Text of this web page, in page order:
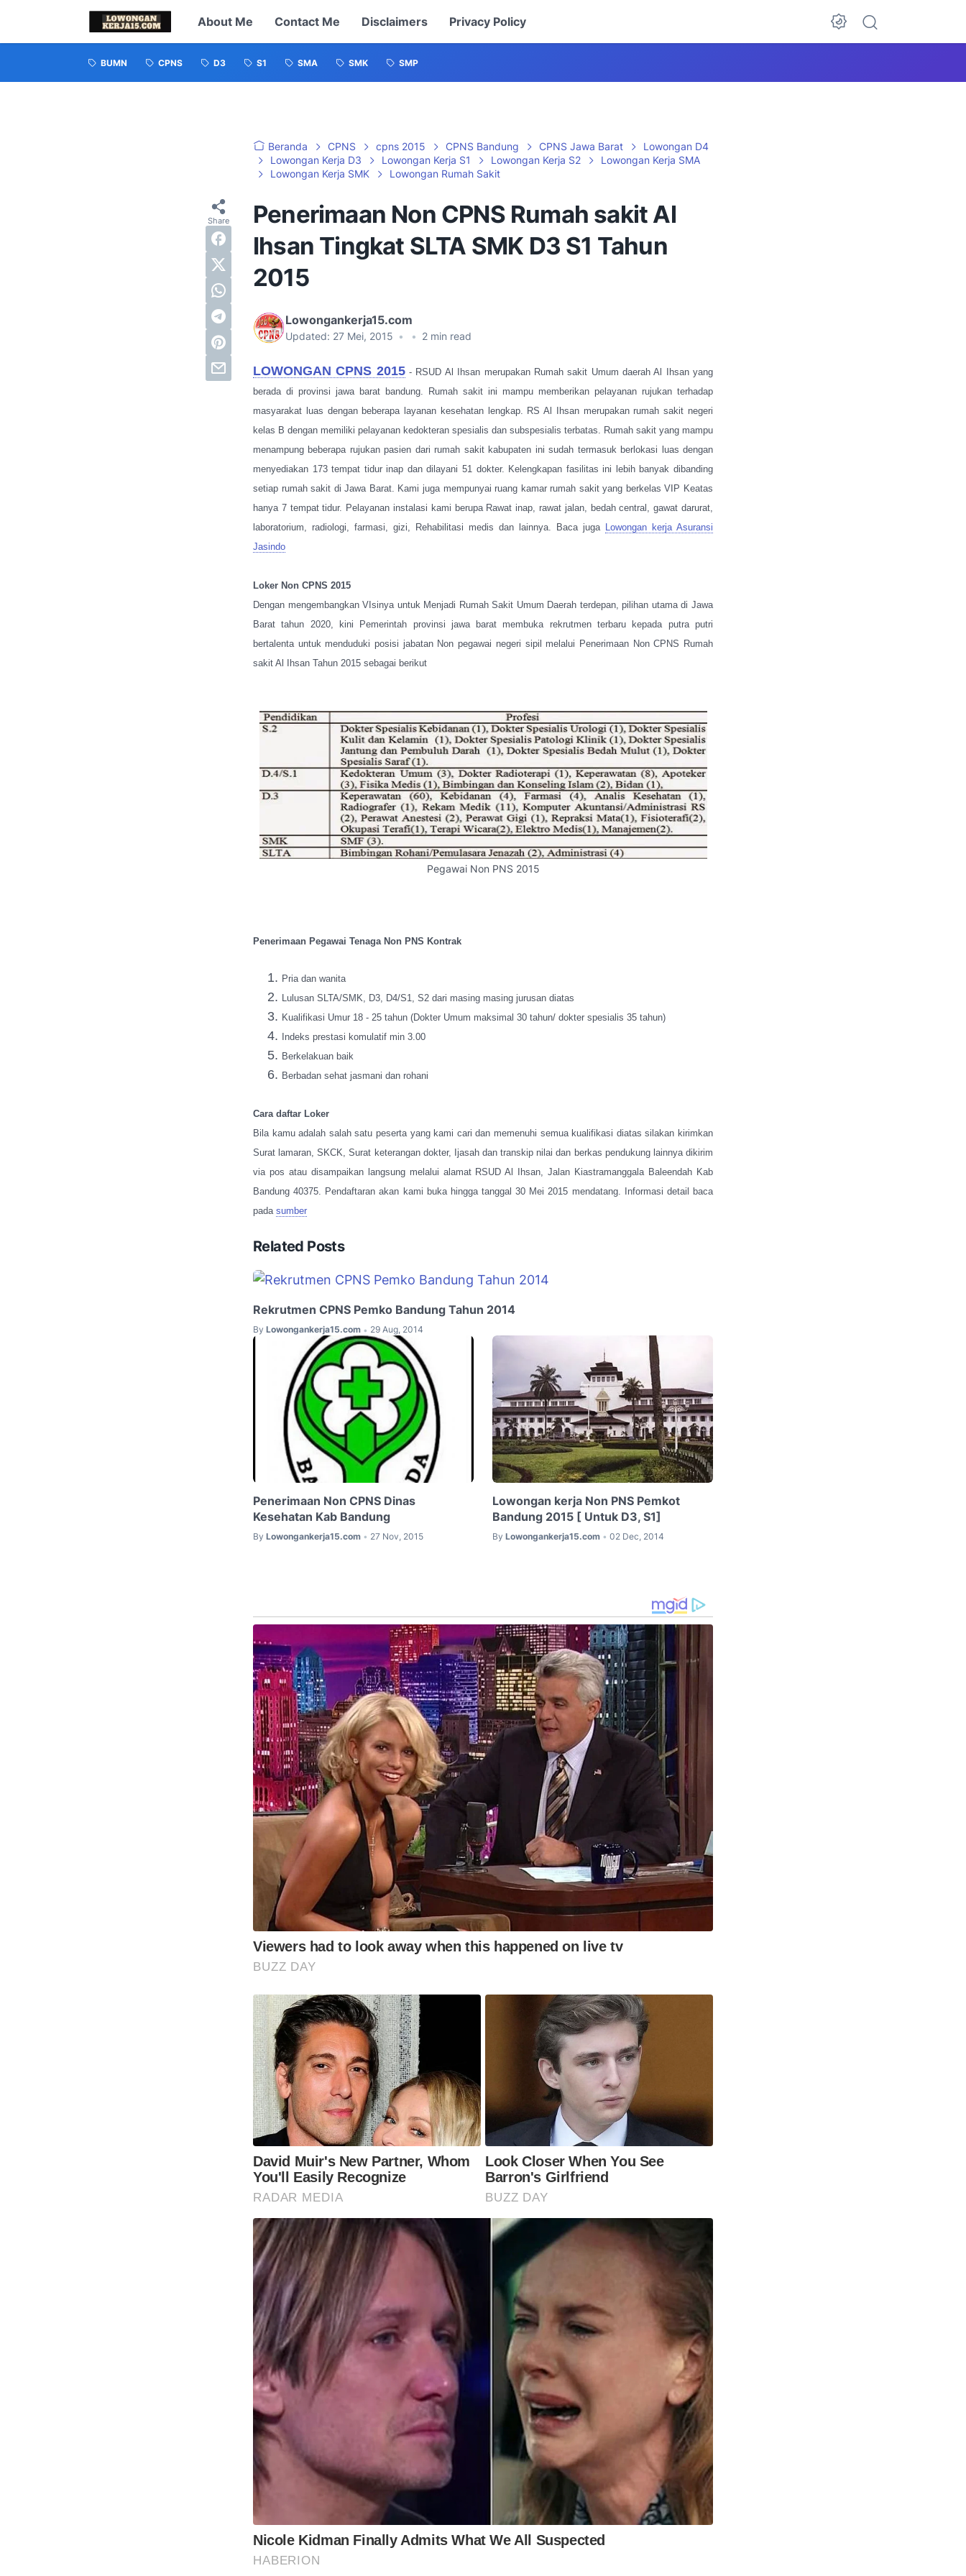
About Me Contact Me Disclaimers Privacy Policy
BUMN CPNS D3 S1 SMA SMK SMP
Beranda CPNS cpns 2015 CPNS Bandung CPNS Jawa Barat
Lowongan D4
Lowongan Kerja D3
Lowongan Kerja S1 Lowongan Kerja S2
Lowongan Kerja SMA
Lowongan Kerja SMK
Lowongan Rumah Sakit
Penerimaan Non CPNS Rumah sakit Al
Ihsan Tingkat SLTA SMK D3 S1 Tahun
2015
Lowongankerja15.com
Updated: 27 Mei, 2015 • • 2 min read
LOWONGAN CPNS 2015- RSUD Al Ihsan merupakan Rumah sakit Umum daerah Al Ihsan yang
berada di provinsi jawa barat bandung. Rumah sakit ini mampu memberikan pelayanan rujukan terhadap
masyarakat luas dengan beberapa layanan kesehatan lengkap. RS Al Ihsan merupakan rumah sakit negeri
kelas B dengan memiliki pelayanan kedokteran spesialis dan subspesialis terbatas. Rumah sakit yang mampu
menampung beberapa rujukan pasien dari rumah sakit kabupaten ini sudah termasuk berlokasi luas dengan
menyediakan 173 tempat tidur inap dan dilayani 51 dokter. Kelengkapan fasilitas ini lebih banyak dibanding
setiap rumah sakit di Jawa Barat. Kami juga mempunyai ruang kamar rumah sakit yang berkelas VIP Keatas
hanya 7 tempat tidur. Pelayanan instalasi kami berupa Rawat inap, rawat jalan, bedah central, gawat darurat,
laboratorium, radiologi, farmasi, gizi, Rehabilitasi medis dan lainnya. Baca juga Lowongan kerja Asuransi
Jasindo
Loker Non CPNS 2015
Dengan mengembangkan VIsinya untuk Menjadi Rumah Sakit Umum Daerah terdepan, pilihan utama di Jawa
Barat tahun 2020, kini Pemerintah provinsi jawa barat membuka rekrutmen terbaru kepada putra putri
bertalenta untuk menduduki posisi jabatan Non pegawai negeri sipil melalui Penerimaan Non CPNS Rumah
sakit Al Ihsan Tahun 2015 sebagai berikut
Pegawai Non PNS 2015
Penerimaan Pegawai Tenaga Non PNS Kontrak
Pria dan wanita
Lulusan SLTA/SMK, D3, D4/S1, S2 dari masing masing jurusan diatas
Kualifikasi Umur 18 - 25 tahun (Dokter Umum maksimal 30 tahun/ dokter spesialis 35 tahun)
Indeks prestasi komulatif min 3.00
Berkelakuan baik
Berbadan sehat jasmani dan rohani
Cara daftar Loker
Bila kamu adalah salah satu peserta yang kami cari dan memenuhi semua kualifikasi diatas silakan kirimkan
Surat lamaran, SKCK, Surat keterangan dokter, Ijasah dan transkip nilai dan berkas pendukung lainnya dikirim
via pos atau disampaikan langsung melalui alamat RSUD Al Ihsan, Jalan Kiastramanggala Baleendah Kab
Bandung 40375. Pendaftaran akan kami buka hingga tanggal 30 Mei 2015 mendatang. Informasi detail baca
pada sumber
Related Posts
Rekrutmen CPNS Pemko Bandung Tahun 2014
By Lowongankerja15.com • 29 Aug, 2014
Penerimaan Non CPNS Dinas
Kesehatan Kab Bandung
By Lowongankerja15.com • 27 Nov, 2015
Lowongan kerja Non PNS Pemkot
Bandung 2015 [ Untuk D3, S1]
By Lowongankerja15.com • 02 Dec, 2014